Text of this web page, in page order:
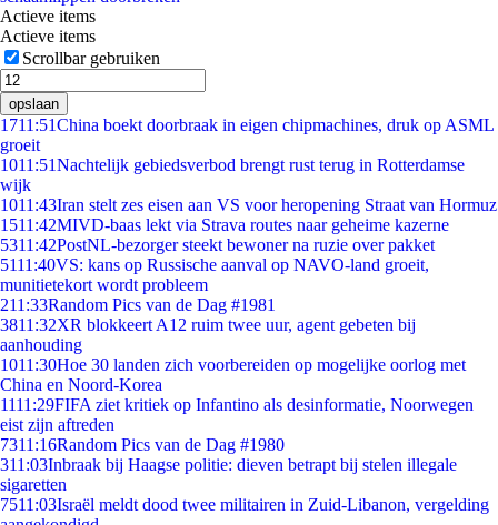
Actieve items
Actieve items
Scrollbar gebruiken
opslaan
1711:51China boekt doorbraak in eigen chipmachines, druk op ASML
groeit
1011:51Nachtelijk gebiedsverbod brengt rust terug in Rotterdamse
wijk
1011:43Iran stelt zes eisen aan VS voor heropening Straat van Hormuz
1511:42MIVD-baas lekt via Strava routes naar geheime kazerne
5311:42PostNL-bezorger steekt bewoner na ruzie over pakket
5111:40VS: kans op Russische aanval op NAVO-land groeit,
munitietekort wordt probleem
211:33Random Pics van de Dag #1981
3811:32XR blokkeert A12 ruim twee uur, agent gebeten bij
aanhouding
1011:30Hoe 30 landen zich voorbereiden op mogelijke oorlog met
China en Noord-Korea
1111:29FIFA ziet kritiek op Infantino als desinformatie, Noorwegen
eist zijn aftreden
7311:16Random Pics van de Dag #1980
311:03Inbraak bij Haagse politie: dieven betrapt bij stelen illegale
sigaretten
7511:03Israël meldt dood twee militairen in Zuid-Libanon, vergelding